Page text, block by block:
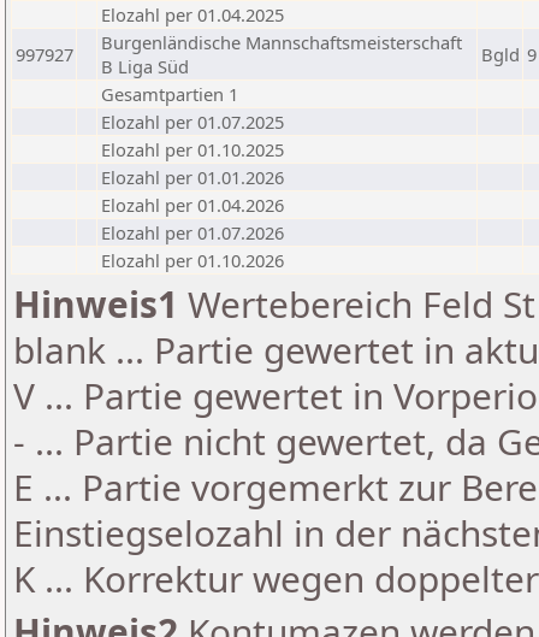
Elozahl per 01.04.2025
997927
Burgenländische Mannschaftsmeisterschaft
B Liga Süd
Bgld 9
Gesamtpartien 1
Elozahl per 01.07.2025
Elozahl per 01.10.2025
Elozahl per 01.01.2026
Elozahl per 01.04.2026
Elozahl per 01.07.2026
Elozahl per 01.10.2026
Hinweis1 Wertebereich Feld
blank ... Partie gewertet in
V ... Partie gewertet in
- ... Partie nicht gewertet, da
E ... Partie vorgemerkt zur
Einstiegselozahl in der
K ... Korrektur wegen